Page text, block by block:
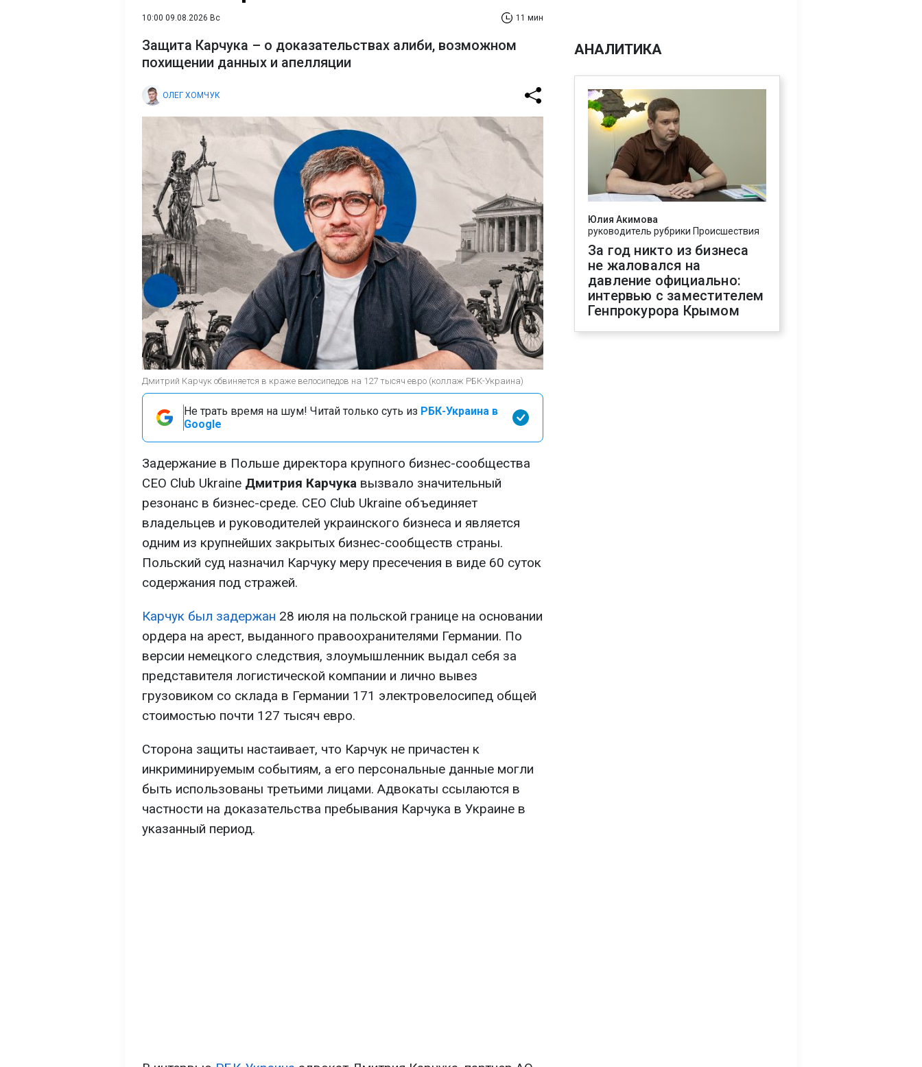
10:00 09.08.2026 Вс 11 мин
Защита Карчука – о доказательствах алиби, возможном
похищении данных и апелляции
ОЛЕГ ХОМЧУК
Дмитрий Карчук обвиняется в краже велосипедов на 127 тысяч евро (коллаж РБК-Украина)
Не трать время на шум! Читай только суть из РБК-Украина в
Google
Задержание в Польше директора крупного бизнес-сообщества
CEO Club Ukraine Дмитрия Карчука вызвало значительный
резонанс в бизнес-среде. CEO Club Ukraine объединяет
владельцев и руководителей украинского бизнеса и является
одним из крупнейших закрытых бизнес-сообществ страны.
Польский суд назначил Карчуку меру пресечения в виде 60 суток
содержания под стражей.
Карчук был задержан 28 июля на польской границе на основании
ордера на арест, выданного правоохранителями Германии. По
версии немецкого следствия, злоумышленник выдал себя за
представителя логистической компании и лично вывез
грузовиком со склада в Германии 171 электровелосипед общей
стоимостью почти 127 тысяч евро.
Сторона защиты настаивает, что Карчук не причастен к
инкриминируемым событиям, а его персональные данные могли
быть использованы третьими лицами. Адвокаты ссылаются в
частности на доказательства пребывания Карчука в Украине в
указанный период.
АНАЛИТИКА
Юлия Акимова
руководитель рубрики Происшествия
За год никто из бизнеса
не жаловался на
давление официально:
интервью с заместителем
Генпрокурора Крымом